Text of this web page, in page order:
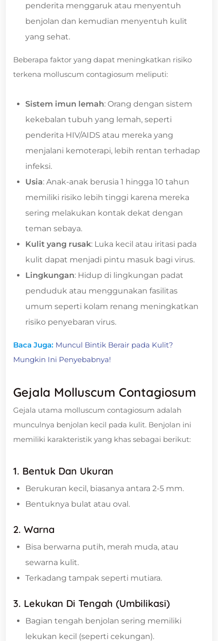
penderita menggaruk atau menyentuh
benjolan dan kemudian menyentuh kulit
yang sehat.
Beberapa faktor yang dapat meningkatkan risiko
terkena molluscum contagiosum meliputi:
Sistem imun lemah: Orang dengan sistem
kekebalan tubuh yang lemah, seperti
penderita HIV/AIDS atau mereka yang
menjalani kemoterapi, lebih rentan terhadap
infeksi.
Usia: Anak-anak berusia 1 hingga 10 tahun
memiliki risiko lebih tinggi karena mereka
sering melakukan kontak dekat dengan
teman sebaya.
Kulit yang rusak: Luka kecil atau iritasi pada
kulit dapat menjadi pintu masuk bagi virus.
Lingkungan: Hidup di lingkungan padat
penduduk atau menggunakan fasilitas
umum seperti kolam renang meningkatkan
risiko penyebaran virus.
Baca Juga: Muncul Bintik Berair pada Kulit?
Mungkin Ini Penyebabnya!
Gejala Molluscum Contagiosum
Gejala utama molluscum contagiosum adalah
munculnya benjolan kecil pada kulit. Benjolan ini
memiliki karakteristik yang khas sebagai berikut:
1. Bentuk Dan Ukuran
Berukuran kecil, biasanya antara 2-5 mm.
Bentuknya bulat atau oval.
2. Warna
Bisa berwarna putih, merah muda, atau
sewarna kulit.
Terkadang tampak seperti mutiara.
3. Lekukan Di Tengah (Umbilikasi)
Bagian tengah benjolan sering memiliki
lekukan kecil (seperti cekungan).